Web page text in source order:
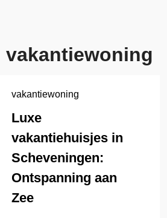
vakantiewoning
vakantiewoning
Luxe
vakantiehuisjes in
Scheveningen:
Ontspanning aan
Zee